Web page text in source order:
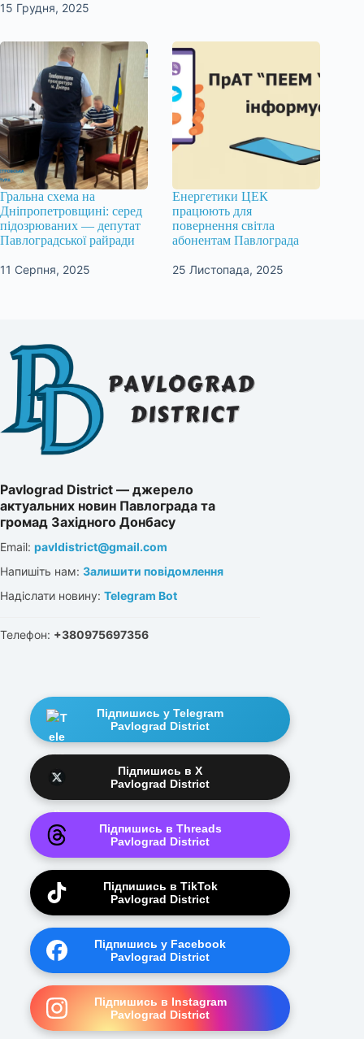
15 Грудня, 2025
Гральна схема на
Дніпропетровщині: серед
підозрюваних — депутат
Павлоградської райради
11 Серпня, 2025
Енергетики ЦЕК
працюють для
повернення світла
абонентам Павлограда
25 Листопада, 2025
Pavlograd District — джерело
актуальних новин Павлограда та
громад Західного Донбасу
Email: pavldistrict@gmail.com
Напишіть нам: Залишити повідомлення
Надіслати новину: Telegram Bot
Телефон: +380975697356
Підпишись у Telegram
Pavlograd District
Підпишись в X
Pavlograd District
Підпишись в Threads
Pavlograd District
Підпишись в TikTok
Pavlograd District
Підпишись у Facebook
Pavlograd District
Підпишись в Instagram
Pavlograd District